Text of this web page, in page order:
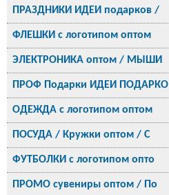
ПРАЗДНИКИ ИДЕИ подарков /
ФЛЕШКИ с логотипом оптом
ЭЛЕКТРОНИКА оптом / МЫШИ
ПРОФ Подарки ИДЕИ ПОДАРКО
ОДЕЖДА с логотипом оптом
ПОСУДА / Кружки оптом / С
ФУТБОЛКИ с логотипом опто
ПРОМО сувениры оптом / По